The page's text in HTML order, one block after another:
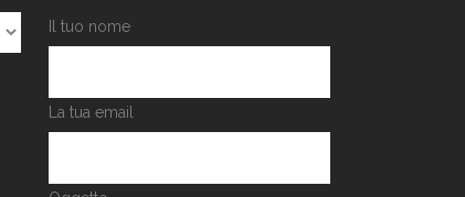
Il tuo nome
La tua email